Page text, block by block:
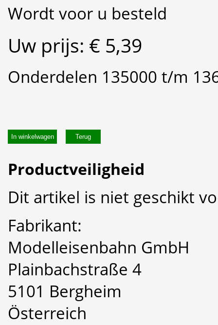
Wordt voor u besteld
Uw prijs: € 5,39
Onderdelen 135000 t/m
In winkelwagen
Productveiligheid
Dit artikel is niet geschikt
Fabrikant:
Modelleisenbahn GmbH
Plainbachstraße 4
5101 Bergheim
Österreich